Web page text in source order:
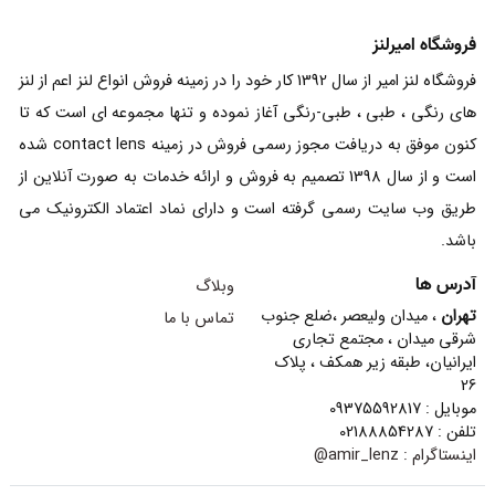
فروشگاه امیرلنز
فروشگاه لنز امیر از سال 1392 کار خود را در زمینه فروش انواع لنز اعم از لنز
های رنگی ، طبی ، طبی-رنگی آغاز نموده و تنها مجموعه ای است که تا
کنون موفق به دریافت مجوز رسمی فروش در زمینه contact lens شده
است و از سال 1398 تصمیم به فروش و ارائه خدمات به صورت آنلاین از
طریق وب سایت رسمی گرفته است و دارای نماد اعتماد الکترونیک می
باشد.
آدرس ها
تهران ، میدان ولیعصر ،ضلع جنوب
شرقی میدان ، مجتمع تجاری
ایرانیان، طبقه زیر همکف ، پلاک
26
موبایل : 09375592817
تلفن : 02188854287
اینستاگرام : amir_lenz@
وبلاگ
تماس با ما